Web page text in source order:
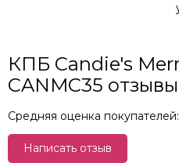
КПБ Candie's
CANMC35 отзывы
Средняя оценка покупателей:
Написать отзыв